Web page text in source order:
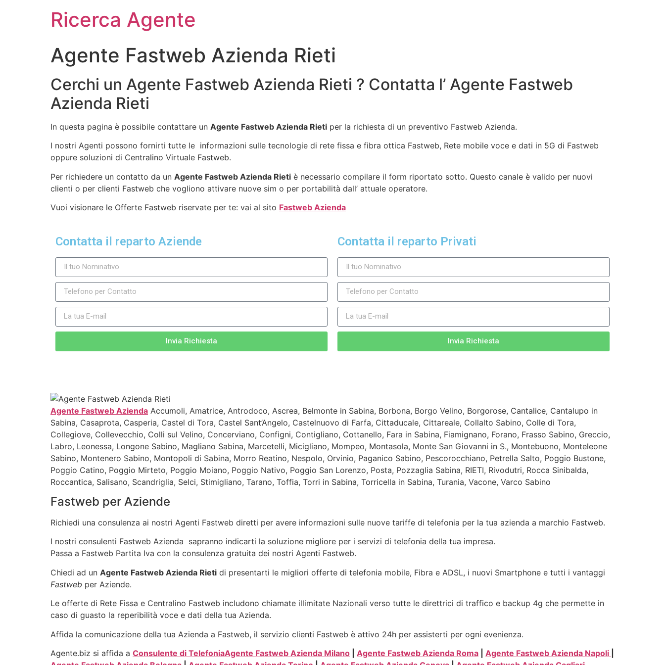
Ricerca Agente
Agente Fastweb Azienda Rieti
Cerchi un Agente Fastweb Azienda Rieti ? Contatta l’ Agente Fastweb
Azienda Rieti
In questa pagina è possibile contattare un Agente Fastweb Azienda Rieti per la richiesta di un preventivo Fastweb Azienda.
I nostri Agenti possono fornirti tutte le informazioni sulle tecnologie di rete fissa e fibra ottica Fastweb, Rete mobile voce e dati in 5G di Fastweb
oppure soluzioni di Centralino Virtuale Fastweb.
Per richiedere un contatto da un Agente Fastweb Azienda Rieti è necessario compilare il form riportato sotto. Questo canale è valido per nuovi
clienti o per clienti Fastweb che vogliono attivare nuove sim o per portabilità dall’ attuale operatore.
Vuoi visionare le Offerte Fastweb riservate per te: vai al sito Fastweb Azienda
Contatta il reparto Aziende
Invia Richiesta
Contatta il reparto Privati
Invia Richiesta
Agente Fastweb Azienda Accumoli, Amatrice, Antrodoco, Ascrea, Belmonte in Sabina, Borbona, Borgo Velino, Borgorose, Cantalice, Cantalupo in
Sabina, Casaprota, Casperia, Castel di Tora, Castel Sant’Angelo, Castelnuovo di Farfa, Cittaducale, Cittareale, Collalto Sabino, Colle di Tora,
Collegiove, Collevecchio, Colli sul Velino, Concerviano, Configni, Contigliano, Cottanello, Fara in Sabina, Fiamignano, Forano, Frasso Sabino, Greccio,
Labro, Leonessa, Longone Sabino, Magliano Sabina, Marcetelli, Micigliano, Mompeo, Montasola, Monte San Giovanni in S., Montebuono, Monteleone
Sabino, Montenero Sabino, Montopoli di Sabina, Morro Reatino, Nespolo, Orvinio, Paganico Sabino, Pescorocchiano, Petrella Salto, Poggio Bustone,
Poggio Catino, Poggio Mirteto, Poggio Moiano, Poggio Nativo, Poggio San Lorenzo, Posta, Pozzaglia Sabina, RIETI, Rivodutri, Rocca Sinibalda,
Roccantica, Salisano, Scandriglia, Selci, Stimigliano, Tarano, Toffia, Torri in Sabina, Torricella in Sabina, Turania, Vacone, Varco Sabino
Fastweb per Aziende
Richiedi una consulenza ai nostri Agenti Fastweb diretti per avere informazioni sulle nuove tariffe di telefonia per la tua azienda a marchio Fastweb.
I nostri consulenti Fastweb Azienda sapranno indicarti la soluzione migliore per i servizi di telefonia della tua impresa.
Passa a Fastweb Partita Iva con la consulenza gratuita dei nostri Agenti Fastweb.
Chiedi ad un Agente Fastweb Azienda Rieti di presentarti le migliori offerte di telefonia mobile, Fibra e ADSL, i nuovi Smartphone e tutti i vantaggi
Fastweb per Aziende.
Le offerte di Rete Fissa e Centralino Fastweb includono chiamate illimitate Nazionali verso tutte le direttrici di traffico e backup 4g che permette in
caso di guasto la reperibilità voce e dati della tua Azienda.
Affida la comunicazione della tua Azienda a Fastweb, il servizio clienti Fastweb è attivo 24h per assisterti per ogni evenienza.
Agente.biz si affida a Consulente di TelefoniaAgente Fastweb Azienda Milano Agente Fastweb Azienda Roma Agente Fastweb Azienda Napoli